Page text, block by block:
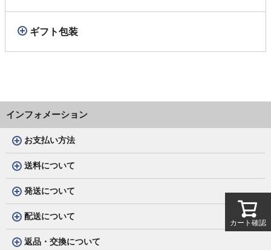
ギフト包装
インフォメーション
お支払い方法
送料について
発送について
配送について
返品・交換について
カート確認